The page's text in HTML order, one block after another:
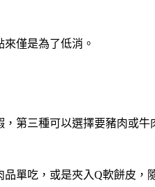
僅是為了低消。
第三種可以選擇要豬肉或
單吃，或是夾入Q軟餅皮，